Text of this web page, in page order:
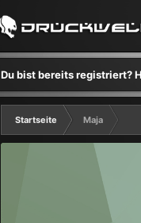
Du bist bereits registriert?
Startseite Maja